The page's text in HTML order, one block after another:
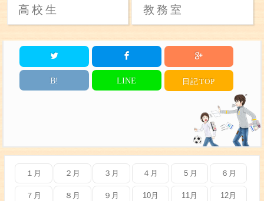
高校生 教務室
B! LINE 日記TOP
１月 ２月 ３月 ４月 ５月 ６月
７月 ８月 ９月 10月 11月 12月